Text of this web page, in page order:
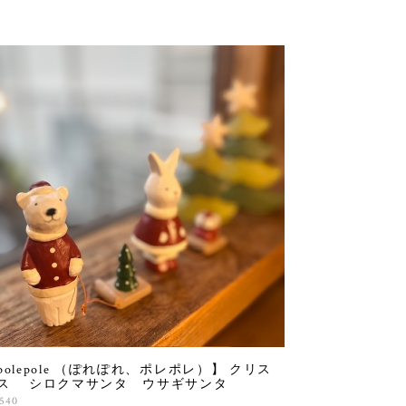
polepole （ぽれぽれ、ポレポレ）】 クリス
シロクマサンタ ウサギサンタ